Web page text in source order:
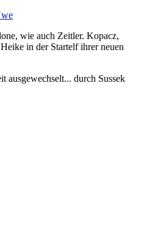
wie auch Zeitler. Kopacz,
in der Startelf ihrer neuen
ausgewechselt... durch Sussek